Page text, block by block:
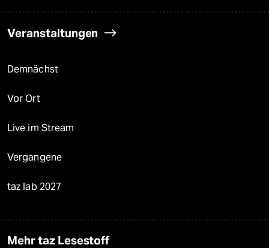
Veranstaltungen
Demnächst
Vor Ort
Live im Stream
Vergangene
taz lab 2027
Mehr taz Lesestoff